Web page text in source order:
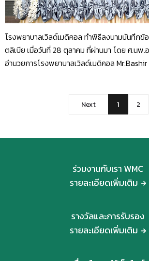
โรงพยาบาลเวิลด์เมดิคอล ทำพิธีลงนามบันทึก
ตลิเบีย เมื่อวันที่ 28 ตุลาคม ที่ผ่านมา โดย ศ.นพ
อำนวยการโรงพยาบาลเวิลด์เมดิคอล
Next 1 2
ร่วมงานกับเรา WMC
รายละเอียดเพิ่มเติม
รางวัลและการรับรอง
รายละเอียดเพิ่มเติม